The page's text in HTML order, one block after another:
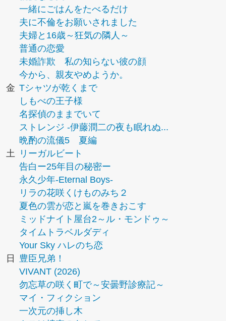
一緒にごはんをたべるだけ
夫に不倫をお願いされました
夫婦と16歳～狂気の隣人～
普通の恋愛
未婚詐欺 私の知らない彼の顔
今から、親友やめようか。
金 Tシャツが乾くまで
しもべの王子様
名探偵のままでいて
ストレンジ -伊藤潤二の夜も眠れぬ...
晩酌の流儀5 夏編
土
リーガルビート
告白ー25年目の秘密ー
永久少年-Eternal Boys-
リラの花咲くけものみち２
夏色の雲が恋と嵐を巻きおこす
ミッドナイト屋台2～ル・モンドゥ～
タイムトラベルダディ
Your Sky ハレのち恋
日
豊臣兄弟！
VIVANT (2026)
勿忘草の咲く町で～安曇野診療記～
マイ・フィクション
一次元の挿し木